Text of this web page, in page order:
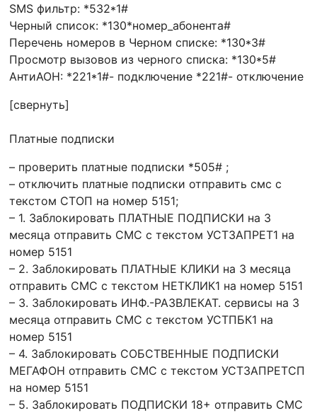
SMS фильтр: *532*1#
Черный список: *130*номер_абонента#
Перечень номеров в Черном списке: *130*3#
Просмотр вызовов из черного списка: *130*5#
АнтиАОН: *221*1#- подключение *221#- отключение
[свернуть]
Платные подписки
– проверить платные подписки *505# ;
– отключить платные подписки отправить смс с
текстом СТОП на номер 5151;
– 1. Заблокировать ПЛАТНЫЕ ПОДПИСКИ на 3
месяца отправить СМС с текстом УСТЗАПРЕТ1 на
номер 5151
– 2. Заблокировать ПЛАТНЫЕ КЛИКИ на 3 месяца
отправить СМС с текстом НЕТКЛИК1 на номер 5151
– 3. Заблокировать ИНФ.-РАЗВЛЕКАТ. сервисы на 3
месяца отправить СМС с текстом УСТПБК1 на
номер 5151
– 4. Заблокировать СОБСТВЕННЫЕ ПОДПИСКИ
МЕГАФОН отправить СМС с текстом УСТЗАПРЕТСП
на номер 5151
– 5. Заблокировать ПОДПИСКИ 18+ отправить СМС